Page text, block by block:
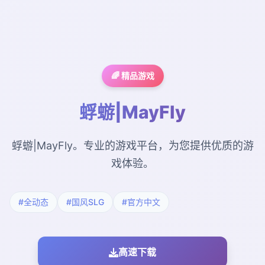
🌈 精品游戏
蜉蝣|MayFly
蜉蝣|MayFly。专业的游戏平台，为您提供优质的游
戏体验。
#全动态 #国风SLG #官方中文
高速下载